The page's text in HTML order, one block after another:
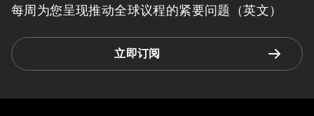
每周为您呈现推动全球议程的紧要问题（英文）
立即订阅